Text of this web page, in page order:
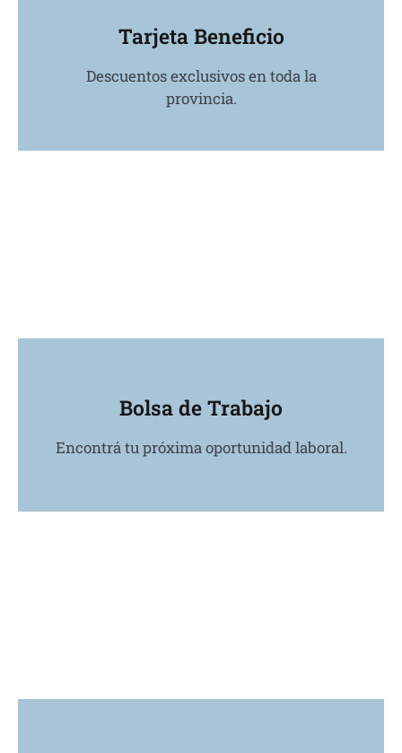
Tarjeta Beneficio
Descuentos exclusivos en toda la
provincia.
Bolsa de Trabajo
Encontrá tu próxima oportunidad laboral.